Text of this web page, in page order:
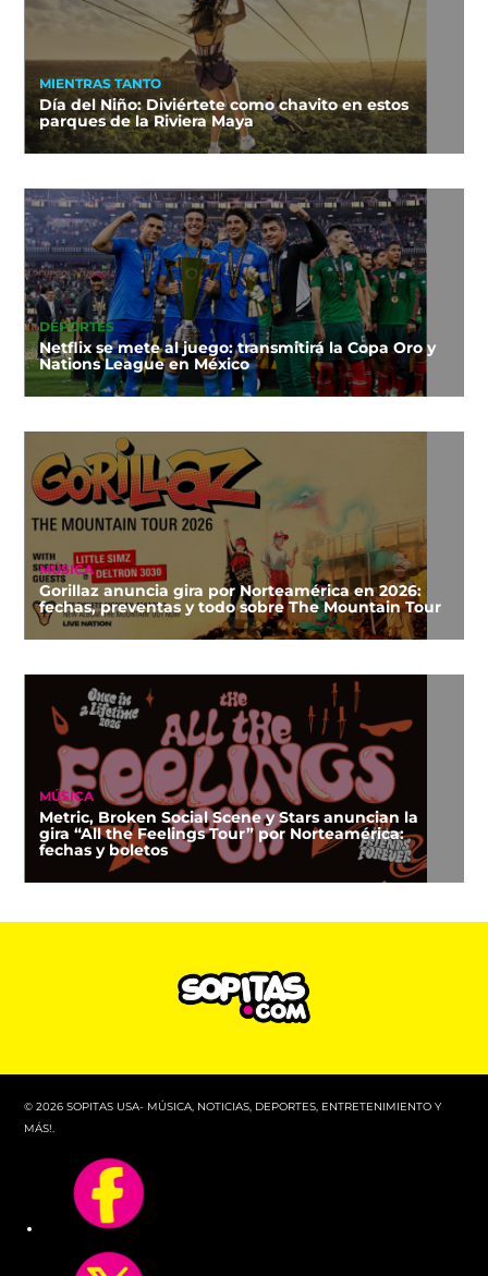
MIENTRAS TANTO
Día del Niño: Diviértete como chavito en estos
parques de la Riviera Maya
DEPORTES
Netflix se mete al juego: transmitirá la Copa Oro y
Nations League en México
MÚSICA
Gorillaz anuncia gira por Norteamérica en 2026:
fechas, preventas y todo sobre The Mountain Tour
MÚSICA
Metric, Broken Social Scene y Stars anuncian la
gira “All the Feelings Tour” por Norteamérica:
fechas y boletos
© 2026 SOPITAS USA- MÚSICA, NOTICIAS, DEPORTES, ENTRETENIMIENTO Y
MÁS!.